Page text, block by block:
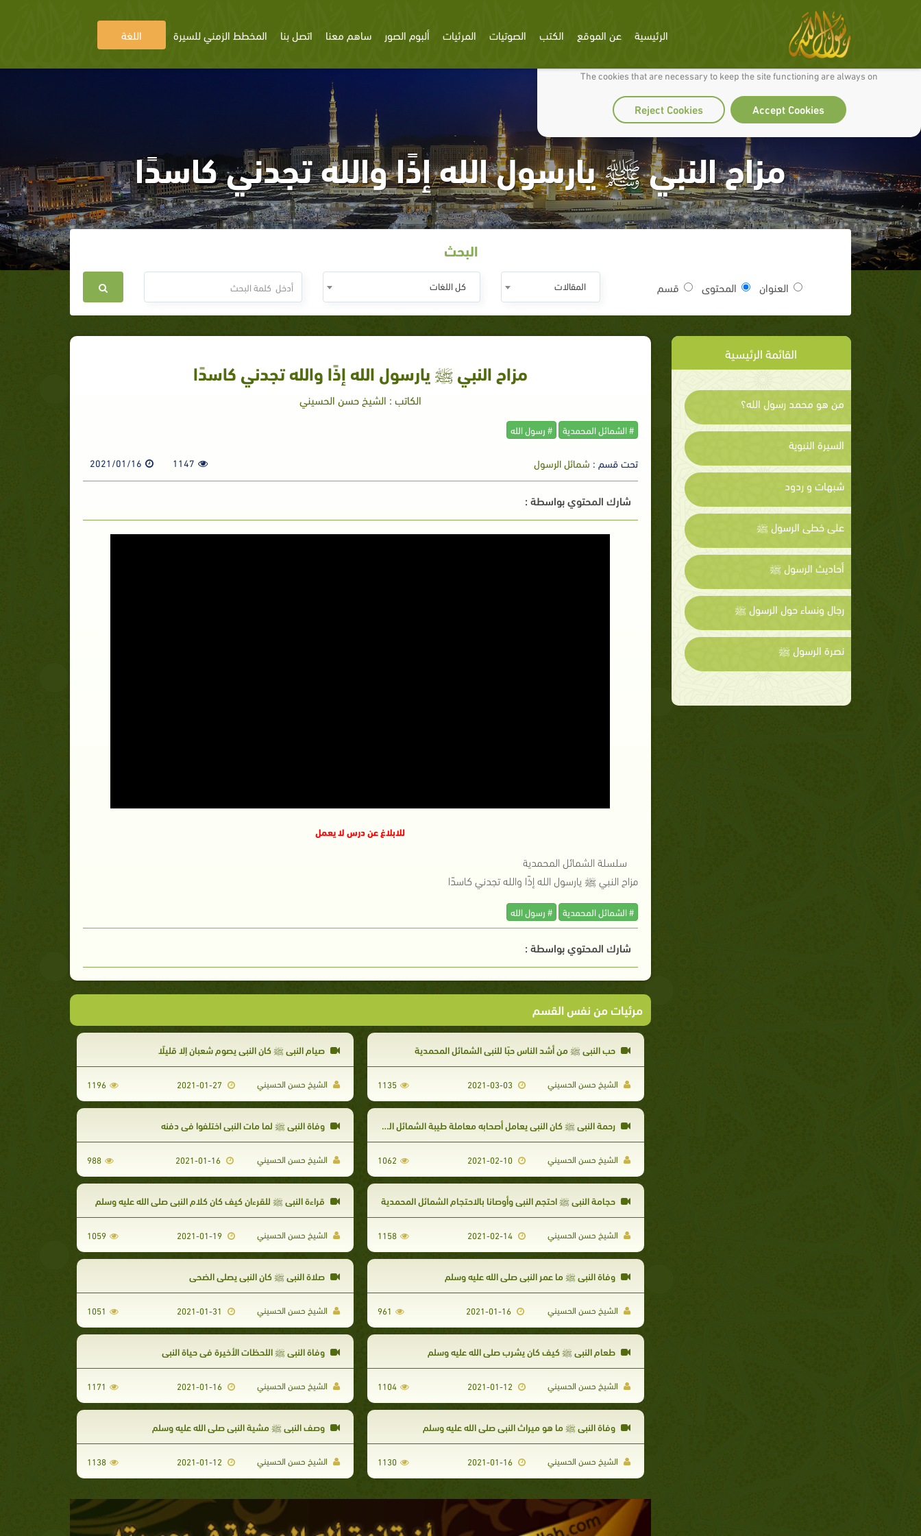
We use cookies to make our site work well for you and so we can continually improve it.
The cookies that are necessary to keep the site functioning are always on
Accept Cookies
Reject Cookies
الرئيسية عن الموقع الكتب الصوتيات المرئيات ألبوم الصور ساهم معنا اتصل بنا المخطط الزمني للسيرة اللغة
مزاح النبي ﷺ يارسول الله إذًا والله تجدني كاسدًا
البحث
العنوان المحتوى قسم المقالات كل اللغات
القائمة الرئيسية
من هو محمد رسول الله؟
السيرة النبوية
شبهات و ردود
على خطى الرسول ﷺ
أحاديث الرسول ﷺ
رجال ونساء حول الرسول ﷺ
نصرة الرسول ﷺ
مزاح النبي ﷺ يارسول الله إذًا والله تجدني كاسدًا
الكاتب : الشيخ حسن الحسيني
# الشمائل المحمدية # رسول الله
تحت قسم : شمائل الرسول 1147
2021/01/16
شارك المحتوي بواسطة :
للابلاغ عن درس لا يعمل
سلسلة الشمائل المحمدية
مزاح النبي ﷺ يارسول الله إذًا والله تجدني كاسدًا
# الشمائل المحمدية # رسول الله
شارك المحتوي بواسطة :
مرئيات من نفس القسم
حب النبي ﷺ من أشد الناس حبًا للنبي الشمائل المحمدية
الشيخ حسن الحسيني 2021-03-03
1135
صيام النبي ﷺ كان النبي يصوم شعبان إلا قليلًا
الشيخ حسن الحسيني 1196
رحمة النبي ﷺ كان النبي يعامل أصحابه معاملة طيبة الشمائل المحمدية
الشيخ حسن الحسيني 2021-02-10
1062
وفاة النبي ﷺ لما مات النبي اختلفوا في دفنه
الشيخ حسن الحسيني 988
حجامة النبي ﷺ احتجم النبي وأوصانا بالاحتجام الشمائل المحمدية
الشيخ حسن الحسيني 2021-02-14
1158
قراءة النبي ﷺ للقرءان كيف كان كلام النبي صلى الله عليه وسلم
الشيخ حسن الحسيني 1059
وفاة النبي ﷺ ما عمر النبي صلى الله عليه وسلم
الشيخ حسن الحسيني 961
صلاة النبي ﷺ كان النبي يصلي الضحى
الشيخ حسن الحسيني 1051
طعام النبي ﷺ كيف كان يشرب صلى الله عليه وسلم
الشيخ حسن الحسيني 1104
وفاة النبي ﷺ اللحظات الأخيرة في حياة النبي
الشيخ حسن الحسيني 1171
وفاة النبي ﷺ ما هو ميراث النبي صلى الله عليه وسلم
الشيخ حسن الحسيني 2021-01-16
1130
وصف النبي ﷺ مشية النبي صلى الله عليه وسلم
الشيخ حسن الحسيني 1138